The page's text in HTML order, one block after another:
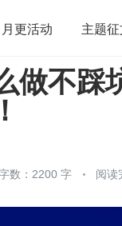
月更活动 主题征
算法
做不踩
数：2200 字 阅读